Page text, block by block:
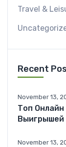
Travel &
Recent
November 13,
Топ
Выигрышей
November 13,